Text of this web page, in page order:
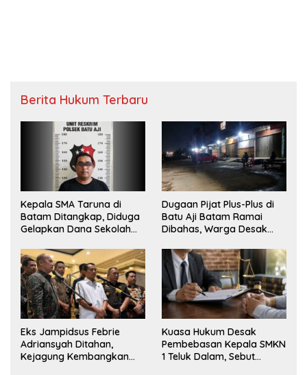
Berita Hukum Terbaru
Kepala SMA Taruna di
Batam Ditangkap, Diduga
Gelapkan Dana Sekolah
Dugaan Pijat Plus-Plus di
Batu Aji Batam Ramai
Dibahas, Warga Desak
Eks Jampidsus Febrie
Adriansyah Ditahan,
Kejagung Kembangkan
Kuasa Hukum Desak
Pembebasan Kepala SMKN
1 Teluk Dalam, Sebut